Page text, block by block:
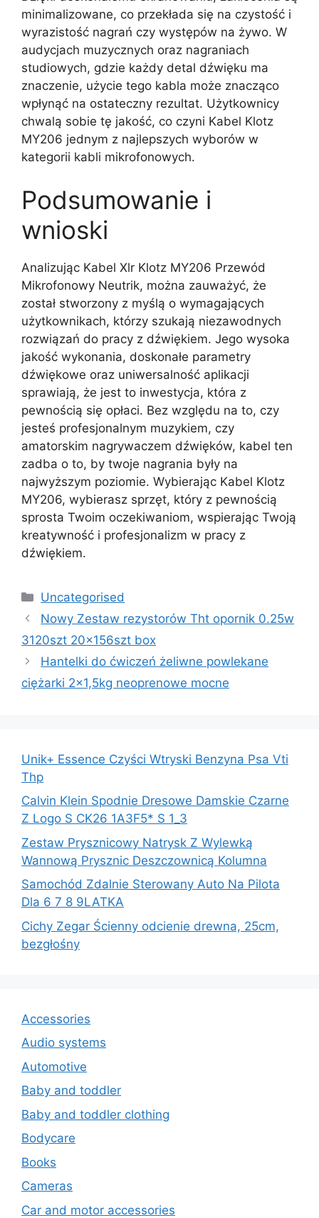
minimalizowane, co przekłada się na czystość i
wyrazistość nagrań czy występów na żywo. W
audycjach muzycznych oraz nagraniach
studiowych, gdzie każdy detal dźwięku ma
znaczenie, użycie tego kabla może znacząco
wpłynąć na ostateczny rezultat. Użytkownicy
chwalą sobie tę jakość, co czyni Kabel Klotz
MY206 jednym z najlepszych wyborów w
kategorii kabli mikrofonowych.
Podsumowanie i
wnioski
Analizując Kabel Xlr Klotz MY206 Przewód
Mikrofonowy Neutrik, można zauważyć, że
został stworzony z myślą o wymagających
użytkownikach, którzy szukają niezawodnych
rozwiązań do pracy z dźwiękiem. Jego wysoka
jakość wykonania, doskonałe parametry
dźwiękowe oraz uniwersalność aplikacji
sprawiają, że jest to inwestycja, która z
pewnością się opłaci. Bez względu na to, czy
jesteś profesjonalnym muzykiem, czy
amatorskim nagrywaczem dźwięków, kabel ten
zadba o to, by twoje nagrania były na
najwyższym poziomie. Wybierając Kabel Klotz
MY206, wybierasz sprzęt, który z pewnością
sprosta Twoim oczekiwaniom, wspierając Twoją
kreatywność i profesjonalizm w pracy z
dźwiękiem.
Kategorie
Uncategorised
Nowy Zestaw rezystorów Tht opornik 0.25w
3120szt 20x156szt box
Hantelki do ćwiczeń żeliwne powlekane
ciężarki 2×1,5kg neoprenowe mocne
Unik+ Essence Czyści Wtryski Benzyna Psa Vti
Thp
Calvin Klein Spodnie Dresowe Damskie Czarne
Z Logo S CK26 1A3F5* S 1_3
Zestaw Prysznicowy Natrysk Z Wylewką
Wannową Prysznic Deszczownicą Kolumna
Samochód Zdalnie Sterowany Auto Na Pilota
Dla 6 7 8 9LATKA
Cichy Zegar Ścienny odcienie drewna, 25cm,
bezgłośny
Accessories
Audio systems
Automotive
Baby and toddler
Baby and toddler clothing
Bodycare
Books
Cameras
Car and motor accessories